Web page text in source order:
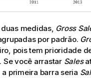
medidas, Gross
por padrão.
pois tem prioridade
Se você arrastar Sales
a primeira barra seria